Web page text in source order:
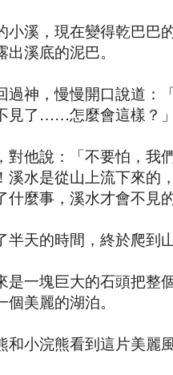
小溪，現在變得乾巴巴
溪底的泥巴。
神，慢慢開口說道：
見了……怎麼會這樣？
對他說：「不要怕，我
溪水是從山上流下來的
什麼事，溪水才會不見
半天的時間，終於爬到
是一塊巨大的石頭把整
美麗的湖泊。
和小浣熊看到這片美麗